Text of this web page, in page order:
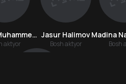
Dildora Muhammedova
aktyor
Jasur Halimov
Bosh aktyor
Madina
Bosh